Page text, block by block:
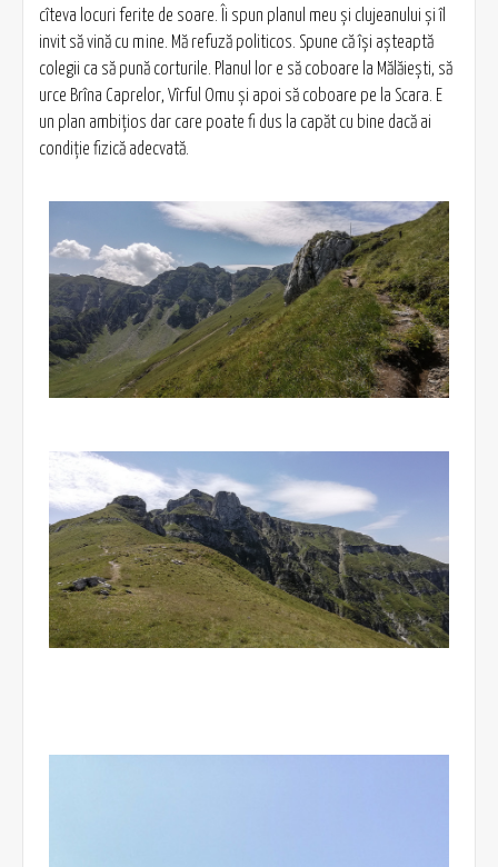
cîteva locuri ferite de soare. Îi spun planul meu și clujeanului și îl
invit să vină cu mine. Mă refuză politicos. Spune că își așteaptă
colegii ca să pună corturile. Planul lor e să coboare la Mălăiești, să
urce Brîna Caprelor, Vîrful Omu și apoi să coboare pe la Scara. E
un plan ambițios dar care poate fi dus la capăt cu bine dacă ai
condiție fizică adecvată.